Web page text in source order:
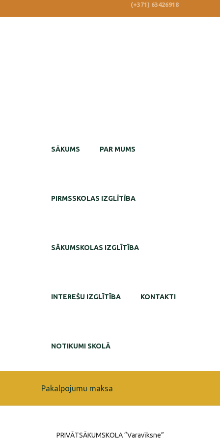
(+371) 63426918
SĀKUMS PAR MUMS
PIRMSSKOLAS IZGLĪTĪBA
SĀKUMSKOLAS IZGLĪTĪBA
INTEREŠU IZGLĪTĪBA KONTAKTI
NOTIKUMI SKOLĀ
Pakalpojumu maksa
PRIVĀTSĀKUMSKOLA “Varavīksne”